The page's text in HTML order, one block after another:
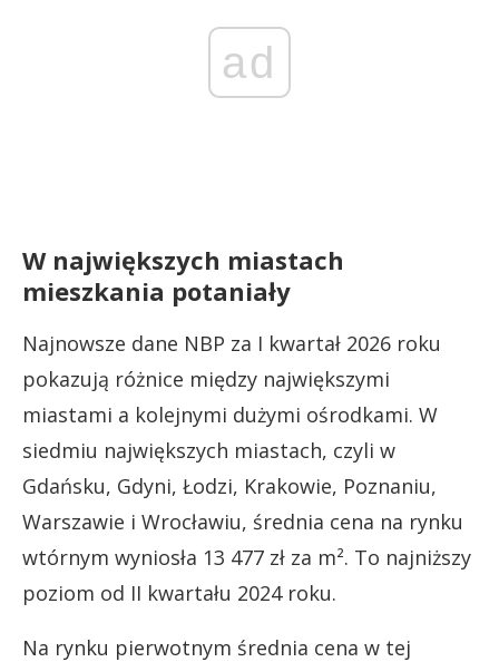
ad
W największych miastach
mieszkania potaniały
Najnowsze dane NBP za I kwartał 2026 roku
pokazują różnice między największymi
miastami a kolejnymi dużymi ośrodkami. W
siedmiu największych miastach, czyli w
Gdańsku, Gdyni, Łodzi, Krakowie, Poznaniu,
Warszawie i Wrocławiu, średnia cena na rynku
wtórnym wyniosła 13 477 zł za m². To najniższy
poziom od II kwartału 2024 roku.
Na rynku pierwotnym średnia cena w tej